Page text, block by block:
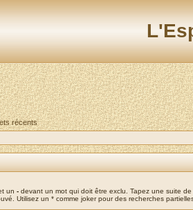
récents
un - devant un mot qui doit être exclu. Tapez une suite
Utilisez un * comme joker pour des recherches